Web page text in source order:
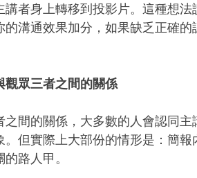
者身上轉移到投影片。這種想
溝通效果加分，如果缺乏正確
觀眾三者之間的關係
間的關係，大多數的人會認同
但實際上大部份的情形是：簡
路人甲。